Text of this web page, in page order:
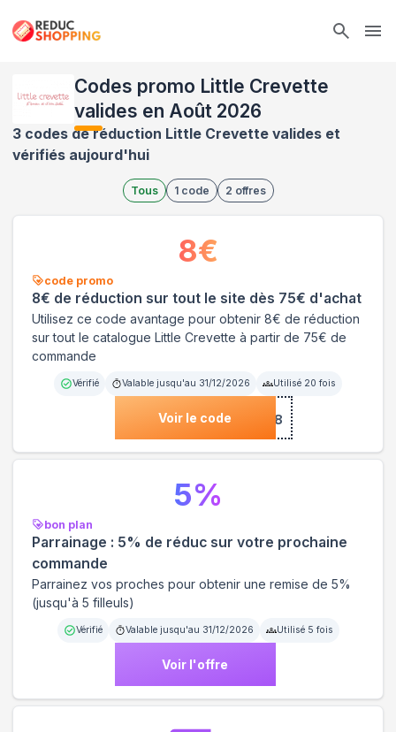
Codes promo Little Crevette
valides en Août 2026
3 codes de réduction Little Crevette valides et
vérifiés aujourd'hui
Tous 1 code 2 offres
code promo
8€ de réduction sur tout le site dès 75€ d'achat
Utilisez ce code avantage pour obtenir 8€ de réduction
sur tout le catalogue Little Crevette à partir de 75€ de
commande
Vérifié Valable jusqu'au 31/12/2026 Utilisé 20 fois
Voir le code***TLE8
8€
bon plan
Parrainage : 5% de réduc sur votre prochaine
commande
Parrainez vos proches pour obtenir une remise de 5%
(jusqu'à 5 filleuls)
Vérifié Valable jusqu'au 31/12/2026 Utilisé 5 fois
Voir l'offre
5%